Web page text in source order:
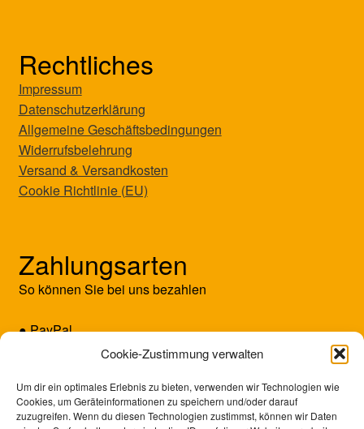
Cookie-Zustimmung verwalten
Um dir ein optimales Erlebnis zu bieten, verwenden wir Technologien wie
Cookies, um Geräteinformationen zu speichern und/oder darauf
zuzugreifen. Wenn du diesen Technologien zustimmst, können wir Daten
Rechtliches
Impressum
Datenschutzerklärung
Allgemeine Geschäftsbedingungen
Widerrufsbelehrung
Versand & Versandkosten
Cookie Richtlinie (EU)
Zahlungsarten
So können Sie bei uns bezahlen
● PayPal
● Kreditkarte (Mastercard/Visa)